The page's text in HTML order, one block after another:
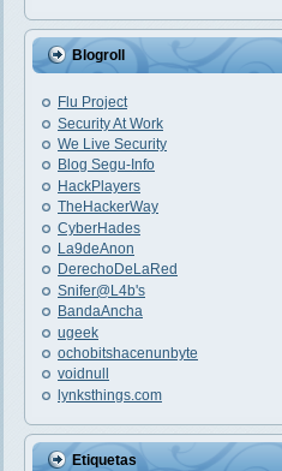
Blogroll
Flu Project
Security At Work
We Live Security
Blog Segu-Info
HackPlayers
TheHackerWay
CyberHades
La9deAnon
DerechoDeLaRed
Snifer@L4b's
BandaAncha
ugeek
ochobitshacenunbyte
voidnull
lynksthings.com
Etiquetas